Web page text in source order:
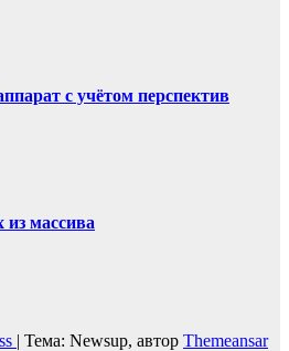
с учётом перспектив
из массива
| Тема: Newsup, автор Themeansar